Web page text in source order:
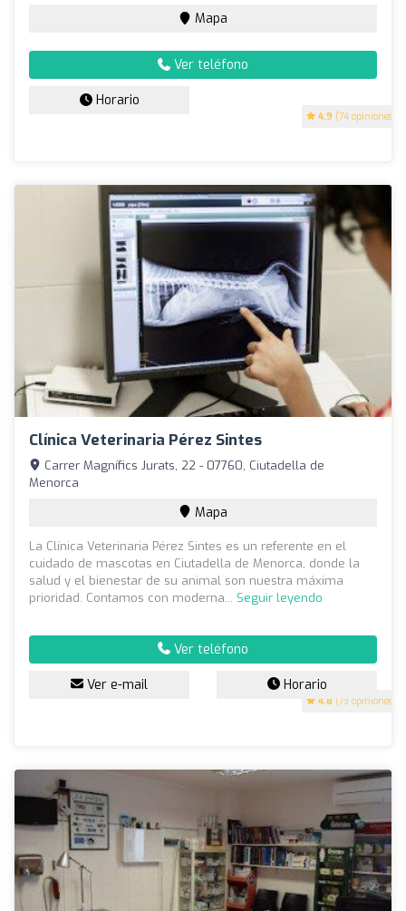
4.9 (74 opiniones)
Mapa
Ver teléfono
Horario
Clínica Veterinaria Pérez Sintes
4.8 (73 opiniones)
Carrer Magnífics Jurats, 22 - 07760, Ciutadella de
Menorca
Mapa
La Clínica Veterinaria Pérez Sintes es un referente en el
cuidado de mascotas en Ciutadella de Menorca, donde la
salud y el bienestar de su animal son nuestra máxima
prioridad. Contamos con moderna... Seguir leyendo
Ver teléfono
Ver e-mail Horario